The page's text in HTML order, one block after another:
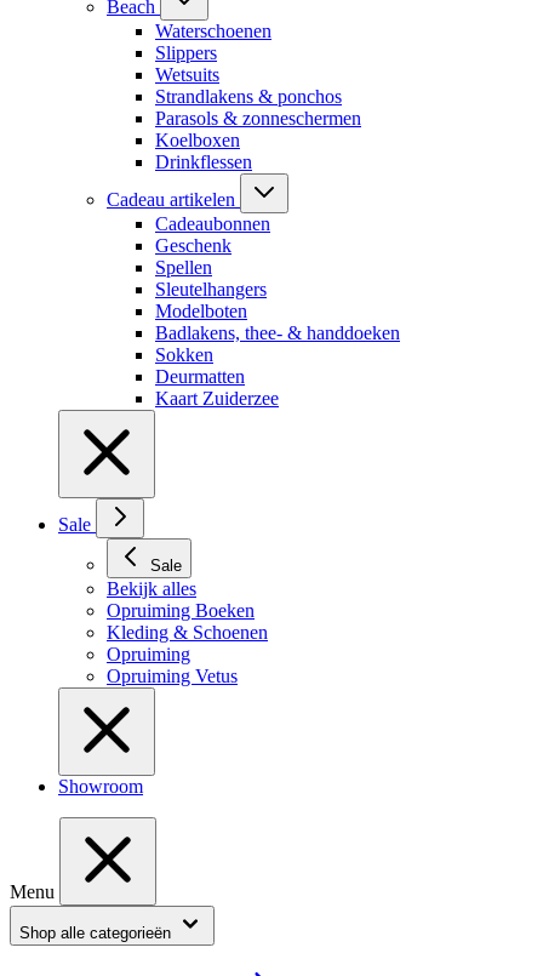
Beach
Waterschoenen
Slippers
Wetsuits
Strandlakens & ponchos
Parasols & zonneschermen
Koelboxen
Drinkflessen
Cadeau artikelen
Cadeaubonnen
Geschenk
Spellen
Sleutelhangers
Modelboten
Badlakens, thee- & handdoeken
Sokken
Deurmatten
Kaart Zuiderzee
Sale
Sale
Bekijk alles
Opruiming Boeken
Kleding & Schoenen
Opruiming
Opruiming Vetus
Showroom
Menu
Shop alle categorieën